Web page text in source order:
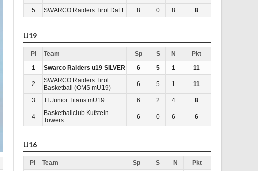
5
SWARCO Raiders Tirol DaLL 8 0 8 8
U19
Pl Team Sp S N
Pkt
1
Swarco Raiders u19 SILVER 6 5 1 11
2
SWARCO Raiders Tirol
Basketball (ÖMS mU19)
6 5 1 11
3 TI Junior Titans mU19 6 2 4 8
4
Basketballclub Kufstein
Towers
6 0 6 6
U16
Pl Team Sp S N Pkt